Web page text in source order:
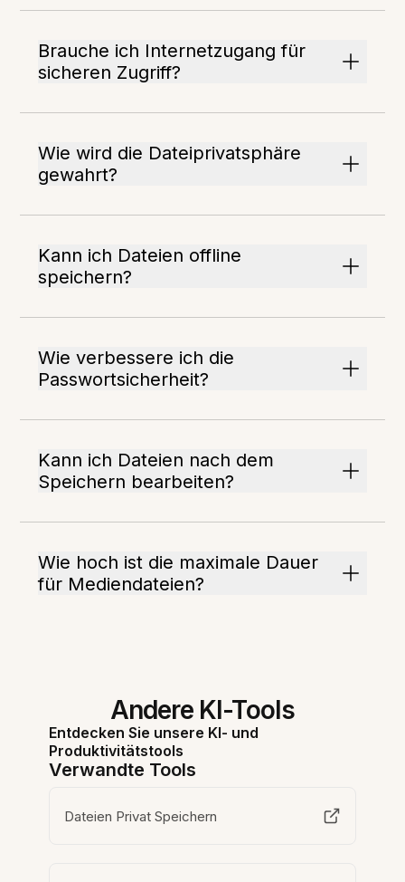
Brauche ich Internetzugang für
sicheren Zugriff?
Wie wird die Dateiprivatsphäre
gewahrt?
Kann ich Dateien offline
speichern?
Wie verbessere ich die
Passwortsicherheit?
Kann ich Dateien nach dem
Speichern bearbeiten?
Wie hoch ist die maximale Dauer
für Mediendateien?
Andere KI-Tools
Entdecken Sie unsere KI- und
Produktivitätstools
Verwandte Tools
Dateien Privat Speichern